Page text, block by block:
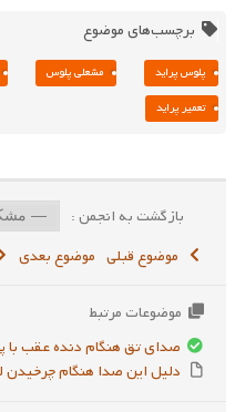
برچسب‌های موضوع
پلوس پراید مشعلی پلوس
تعمیر پراید
بازگشت به انجمن :
موضوع قبلی موضوع بعدی
موضوعات مرتبط
صدای تق هنگام دنده عقب با
دلیل این صدا هنگام چرخیدن